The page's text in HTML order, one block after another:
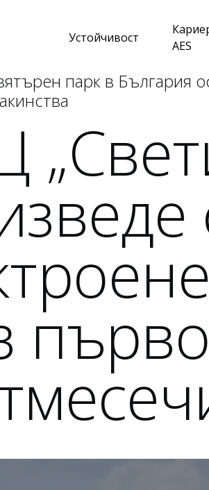
Устойчивост
AES
парк в България